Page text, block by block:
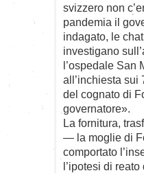
svizzero non
pandemia il
indagato, le
investigano
l’ospedale San
all’inchiesta
del cognato di
governatore».
La fornitura,
— la moglie di
comportato
l’ipotesi di